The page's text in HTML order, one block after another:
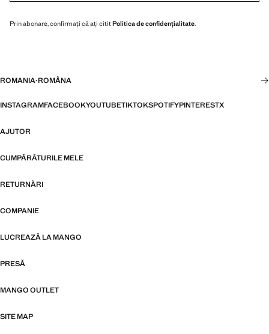
Prin abonare, confirmați că ați cititPolitica de confidențialitate.
ROMANIA·ROMÂNA
INSTAGRAMFACEBOOKYOUTUBETIKTOKSPOTIFYPINTERESTX
AJUTOR
CUMPĂRĂTURILE MELE
RETURNĂRI
COMPANIE
LUCREAZĂ LA MANGO
PRESĂ
MANGO OUTLET
SITE MAP